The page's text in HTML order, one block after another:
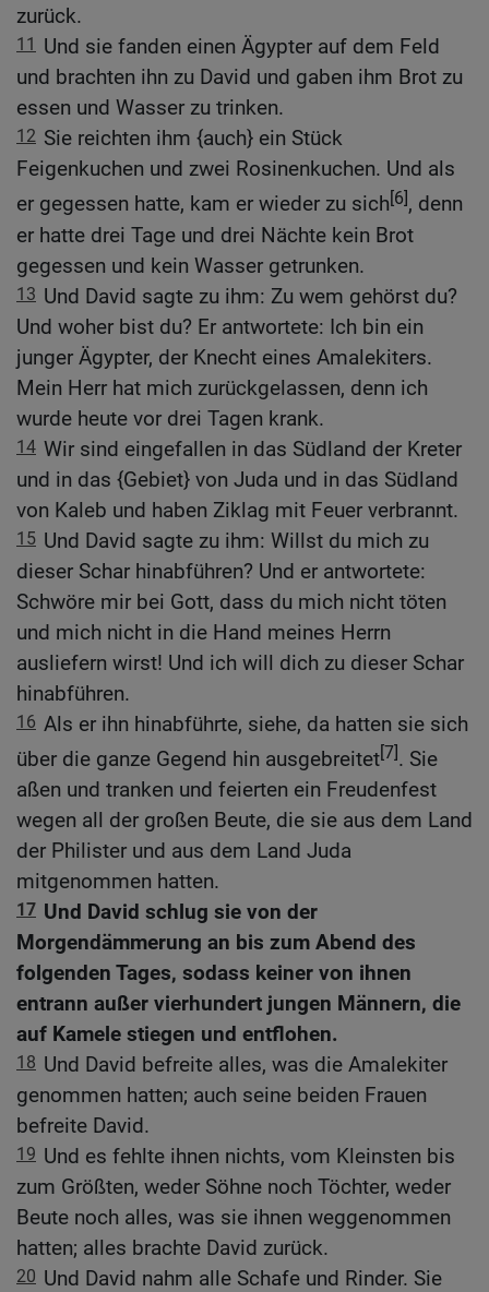
zurück.
11 Und sie fanden einen Ägypter auf dem Feld
und brachten ihn zu David und gaben ihm Brot zu
essen und Wasser zu trinken.
12 Sie reichten ihm {auch} ein Stück
Feigenkuchen und zwei Rosinenkuchen. Und als
er gegessen hatte, kam er wieder zu sich[6], denn
er hatte drei Tage und drei Nächte kein Brot
gegessen und kein Wasser getrunken.
13 Und David sagte zu ihm: Zu wem gehörst du?
Und woher bist du? Er antwortete: Ich bin ein
junger Ägypter, der Knecht eines Amalekiters.
Mein Herr hat mich zurückgelassen, denn ich
wurde heute vor drei Tagen krank.
14 Wir sind eingefallen in das Südland der Kreter
und in das {Gebiet} von Juda und in das Südland
von Kaleb und haben Ziklag mit Feuer verbrannt.
15 Und David sagte zu ihm: Willst du mich zu
dieser Schar hinabführen? Und er antwortete:
Schwöre mir bei Gott, dass du mich nicht töten
und mich nicht in die Hand meines Herrn
ausliefern wirst! Und ich will dich zu dieser Schar
hinabführen.
16 Als er ihn hinabführte, siehe, da hatten sie sich
über die ganze Gegend hin ausgebreitet[7]. Sie
aßen und tranken und feierten ein Freudenfest
wegen all der großen Beute, die sie aus dem Land
der Philister und aus dem Land Juda
mitgenommen hatten.
17 Und David schlug sie von der
Morgendämmerung an bis zum Abend des
folgenden Tages, sodass keiner von ihnen
entrann außer vierhundert jungen Männern, die
auf Kamele stiegen und entflohen.
18 Und David befreite alles, was die Amalekiter
genommen hatten; auch seine beiden Frauen
befreite David.
19 Und es fehlte ihnen nichts, vom Kleinsten bis
zum Größten, weder Söhne noch Töchter, weder
Beute noch alles, was sie ihnen weggenommen
hatten; alles brachte David zurück.
20 Und David nahm alle Schafe und Rinder. Sie